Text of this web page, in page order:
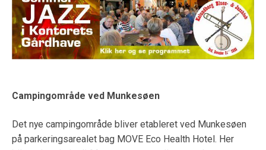
Campingområde ved Munkesøen
Det nye campingområde bliver etableret ved Munkesøen
på parkeringsarealet bag MOVE Eco Health Hotel. Her